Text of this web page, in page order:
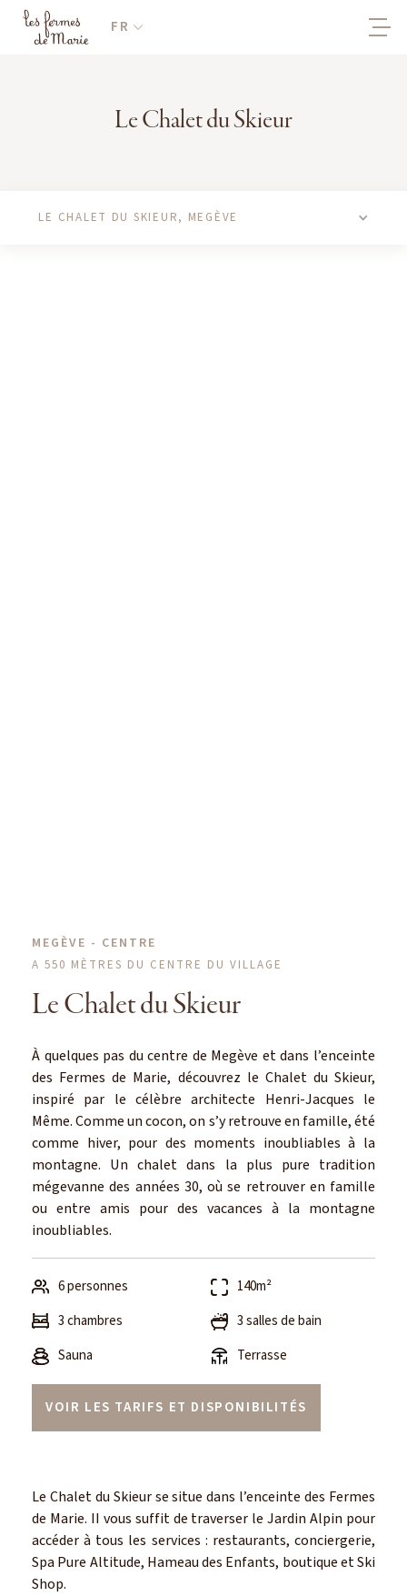
FR
Le Chalet du Skieur
LE CHALET DU SKIEUR, MEGÈVE
MEGÈVE - CENTRE
A 550 MÈTRES DU CENTRE DU VILLAGE
Le Chalet du Skieur
À quelques pas du centre de Megève et dans l’enceinte
des Fermes de Marie, découvrez le Chalet du Skieur,
inspiré par le célèbre architecte Henri-Jacques le
Même. Comme un cocon, on s’y retrouve en famille, été
comme hiver, pour des moments inoubliables à la
montagne. Un chalet dans la plus pure tradition
mégevanne des années 30, où se retrouver en famille
ou entre amis pour des vacances à la montagne
inoubliables.
6 personnes
140m²
3 chambres
3 salles de bain
Sauna
Terrasse
VOIR LES TARIFS ET DISPONIBILITÉS
Le Chalet du Skieur se situe dans l’enceinte des Fermes
de Marie. II vous suffit de traverser le Jardin Alpin pour
accéder à tous les services : restaurants, conciergerie,
Spa Pure Altitude, Hameau des Enfants, boutique et Ski
Shop.